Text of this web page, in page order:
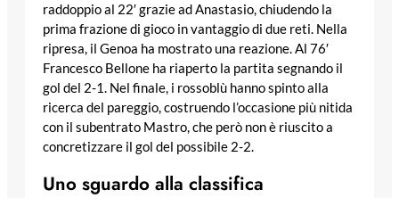
raddoppio al 22′ grazie ad Anastasio, chiudendo la
prima frazione di gioco in vantaggio di due reti. Nella
ripresa, il Genoa ha mostrato una reazione. Al 76′
Francesco Bellone ha riaperto la partita segnando il
gol del 2-1. Nel finale, i rossoblù hanno spinto alla
ricerca del pareggio, costruendo l’occasione più nitida
con il subentrato Mastro, che però non è riuscito a
concretizzare il gol del possibile 2-2.
Uno sguardo alla classifica